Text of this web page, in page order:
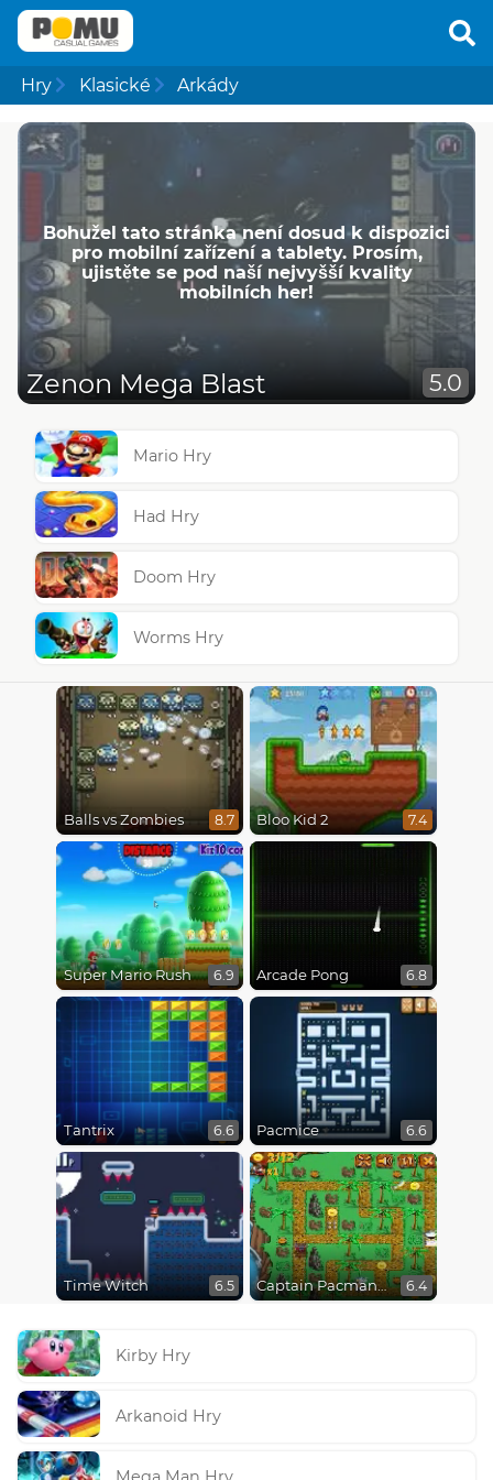
Hry Klasické Arkády
Bohužel tato stránka není dosud k dispozici
pro mobilní zařízení a tablety. Prosím,
ujistěte se pod naší nejvyšší kvality
mobilních her!
Zenon Mega Blast 5.0
Mario Hry
Had Hry
Doom Hry
Worms Hry
Balls vs Zombies 8.7 Bloo Kid 2 7.4
Super Mario Rush 6.9 Arcade Pong 6.8
Tantrix 6.6 Pacmice 6.6
Time Witch 6.5 Captain Pacman Adventure 6.4
Kirby Hry
Arkanoid Hry